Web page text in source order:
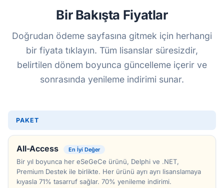
Bir Bakışta Fiyatlar
Doğrudan ödeme sayfasına gitmek için herhangi
bir fiyata tıklayın. Tüm lisanslar süresizdir,
belirtilen dönem boyunca güncelleme içerir ve
sonrasında yenileme indirimi sunar.
PAKET
All-Access En İyi Değer
Bir yıl boyunca her eSeGeCe ürünü, Delphi ve .NET,
Premium Destek ile birlikte. Her ürünü ayrı ayrı lisanslamaya
kıyasla 71% tasarruf sağlar. 70% yenileme indirimi.